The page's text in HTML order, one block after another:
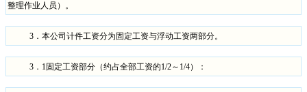
整理作业人员）。
3 ．本公司计件工资分为固定工资与浮动工资两部分。
3 ． 1固定工资部分（约占全部工资的1/2～ 1/4）：